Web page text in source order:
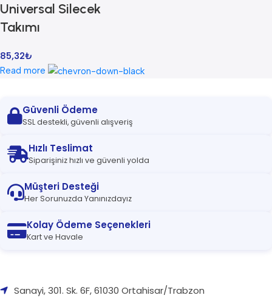
Universal Silecek
Takımı
85,32₺
Read more
Güvenli Ödeme
SSL destekli, güvenli alışveriş
Hızlı Teslimat
Siparişiniz hızlı ve güvenli yolda
Müşteri Desteği
Her Sorunuzda Yanınızdayız
Kolay Ödeme Seçenekleri
Kart ve Havale
Sanayi, 301. Sk. 6F, 61030 Ortahisar/Trabzon